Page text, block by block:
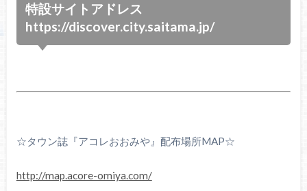
特設サイトアドレス
https://discover.city.saitama.jp/
☆タウン誌『アコレおおみや』配布場所MAP☆
http://map.acore-omiya.com/